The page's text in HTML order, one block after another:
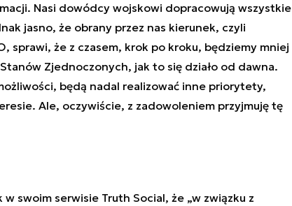
Nasi dowódcy wojskowi dopracowują wszystkie
jasno, że obrany przez nas kierunek, czyli
sprawi, że z czasem, krok po kroku, będziemy mniej
Zjednoczonych, jak to się działo od dawna.
będą nadal realizować inne priorytety,
Ale, oczywiście, z zadowoleniem przyjmuję tę
swoim serwisie Truth Social, że „w związku z